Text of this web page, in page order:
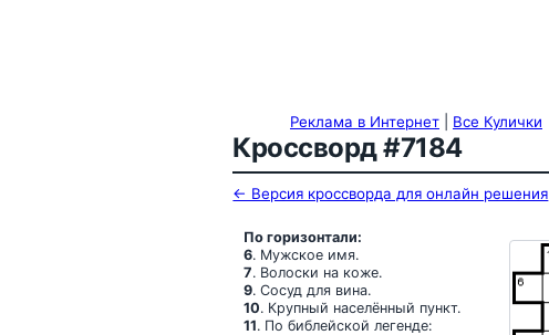
Реклама в Интернет Все Кулички
Кроссворд #7184
← Версия кроссворда для онлайн решения
По горизонтали:
6. Мужское имя.
7. Волоски на коже.
9. Сосуд для вина.
10. Крупный населённый пункт.
11. По библейской легенде: